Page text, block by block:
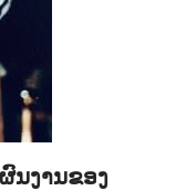
ນງານຂອງ